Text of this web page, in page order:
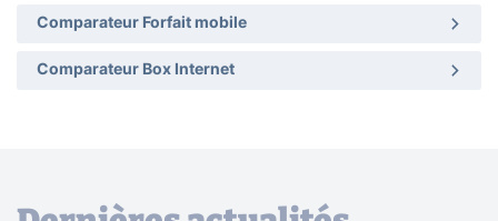
Comparateur Forfait mobile
Comparateur Box Internet